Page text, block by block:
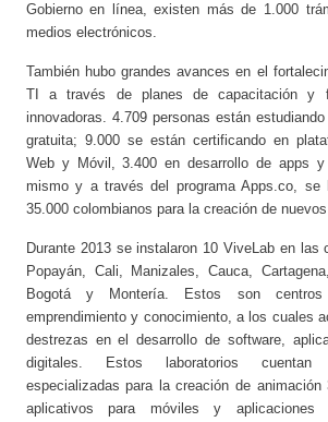
Gobierno en línea, existen más de 1.000
medios electrónicos.
También hubo grandes avances en el
TI a través de planes de capacitación y
innovadoras. 4.709 personas están
gratuita; 9.000 se están certificando en
Web y Móvil, 3.400 en desarrollo de apps
mismo y a través del programa Apps.co, se
35.000 colombianos para la creación de
Durante 2013 se instalaron 10 ViveLab en las
Popayán, Cali, Manizales, Cauca,
Bogotá y Montería. Estos son centros
emprendimiento y conocimiento, a los cuales
destrezas en el desarrollo de software,
digitales. Estos laboratorios cuentan
especializadas para la creación de animación
aplicativos para móviles y aplicaciones